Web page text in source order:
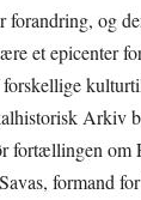
og
et epicenter
Arkiv
fortællingen om
formand